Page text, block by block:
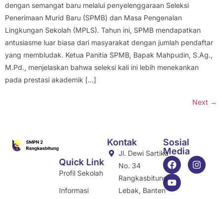
dengan semangat baru melalui penyelenggaraan Seleksi
Penerimaan Murid Baru (SPMB) dan Masa Pengenalan
Lingkungan Sekolah (MPLS). Tahun ini, SPMB mendapatkan
antusiasme luar biasa dari masyarakat dengan jumlah pendaftar
yang membludak. Ketua Panitia SPMB, Bapak Mahpudin, S.Ag.,
M.Pd., menjelaskan bahwa seleksi kali ini lebih menekankan
pada prestasi akademik […]
Next →
Quick Link
Profil Sekolah
Informasi
Kontak
Jl. Dewi Sartika
No. 34
Rangkasbitung,
Lebak, Banten
Sosial
Media